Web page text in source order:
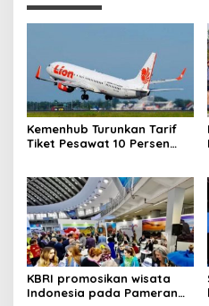
Kemenhub Turunkan Tarif
Tiket Pesawat 10 Persen
KBRI promosikan wisata
Indonesia pada Pameran